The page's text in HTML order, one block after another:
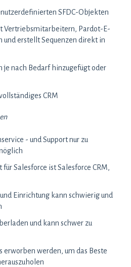
SFDC-Objekten
Vertriebsmitarbeitern, Pardot-E-
und erstellt Sequenzen direkt in
je nach Bedarf hinzugefügt oder
CRM
- und Support nur zu
für Salesforce ist Salesforce CRM,
Einrichtung kann schwierig und
und kann schwer zu
erworben werden, um das Beste